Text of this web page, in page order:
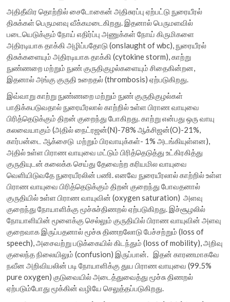
அதிதீவிர தொற்றில் சைடோகைன் அதிசுரப்பு ஏற்பட்டு நுரையீரல்
திசுக்கள் பெருமளவு வீக்கமடைகிறது. இதனால் பெருமளவில்
படையெடுக்கும் நோய் எதிர்ப்பு அணுக்கள் நோய் கிருமிகளை
அதிரடியாக தாக்கி அழிப்பதோடு (onslaught of wbc), நுரையீரல்
திசுக்களையும் அதிரடியாக தாக்கி (cytokine storm), காற்று
நுண்ணறை மற்றும் நுண் குருதிகுழல்களையும் சிதைகின்றன,
இதனால் அங்கு குருதி உறைதல் (thrombosis) ஏற்படுகிறது.
இவ்வாறு காற்று நுண்ணறை மற்றும் நுண் குருதிகுழல்கள்
பாதிக்கபடுவதால் நுரையீரலால் காற்றில் உள்ள பிராண வாயுவை
பிரித்தெடுக்கும் திறன் குறைந்து போகிறது. காற்று என்பது ஒரு வாயு
கலவையாகும் (அதில் நைட்ரஜன்(N)-78% ஆக்சிஜன்(O)-21%,
கார்பன்டை ஆக்சைடு மற்றும் பிரவாயுக்கள்- 1% அடங்கியுள்ளன),
அதில் உள்ள பிராண வாயுவை மட்டும் பிரித்தெடுத்து உட்கிரகித்து
குருதியுடன் கலைக்க செய்து தேவைற்ற கரியமில வாயுவை
வெளியிடுவதே நுரையீரலின் பணி. எனவே நுரையீரலால் காற்றில் உள்ள
பிராண வாயுவை பிரித்தெடுக்கும் திறன் குறைந்து போவதனால்
குருதியில் உள்ள பிராண வாயுவின் (oxygen saturation) அளவு
குறைந்து நோயாளிக்கு மூச்சுச்திணறல் ஏற்படுகிறது. இச்சூழலில்
நோயாளியின் மூளைக்கு செல்லும் குருதியில் பிராண வாயுவின் அளவு
குறைவாக இருப்பதனால் மூச்சு திணறலோடு பேச்சற்றும் (loss of
speech), அசைவற்று படுக்கையில் கிடந்தும் (loss of mobility), அறிவு
குலைந்த நிலையிலும் (confusion) இருப்பான். இதன் காரணமாகவே
நவீன அறிவியலின் படி நோயாளிக்கு துய பிராண வாயுவை (99.5%
pure oxygen) குடுவையில் அடைத்துவைத்து மூச்சு திணறல்
ஏற்படும்போது மூக்கின் வழியே செலுத்தப்படுகிறது.